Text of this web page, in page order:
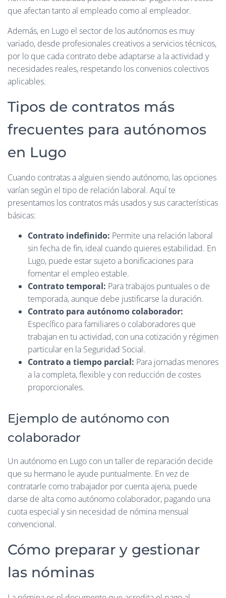
que afectan tanto al empleado como al empleador.
Además, en Lugo el sector de los autónomos es muy
variado, desde profesionales creativos a servicios técnicos,
por lo que cada contrato debe adaptarse a la actividad y
necesidades reales, respetando los convenios colectivos
aplicables.
Tipos de contratos más
frecuentes para autónomos
en Lugo
Cuando contratas a alguien siendo autónomo, las opciones
varían según el tipo de relación laboral. Aquí te
presentamos los contratos más usados y sus características
básicas:
Contrato indefinido: Permite una relación laboral
sin fecha de fin, ideal cuando quieres estabilidad. En
Lugo, puede estar sujeto a bonificaciones para
fomentar el empleo estable.
Contrato temporal: Para trabajos puntuales o de
temporada, aunque debe justificarse la duración.
Contrato para autónomo colaborador:
Específico para familiares o colaboradores que
trabajan en tu actividad, con una cotización y régimen
particular en la Seguridad Social.
Contrato a tiempo parcial: Para jornadas menores
a la completa, flexible y con reducción de costes
proporcionales.
Ejemplo de autónomo con
colaborador
Un autónomo en Lugo con un taller de reparación decide
que su hermano le ayude puntualmente. En vez de
contratarle como trabajador por cuenta ajena, puede
darse de alta como autónomo colaborador, pagando una
cuota especial y sin necesidad de nómina mensual
convencional.
Cómo preparar y gestionar
las nóminas